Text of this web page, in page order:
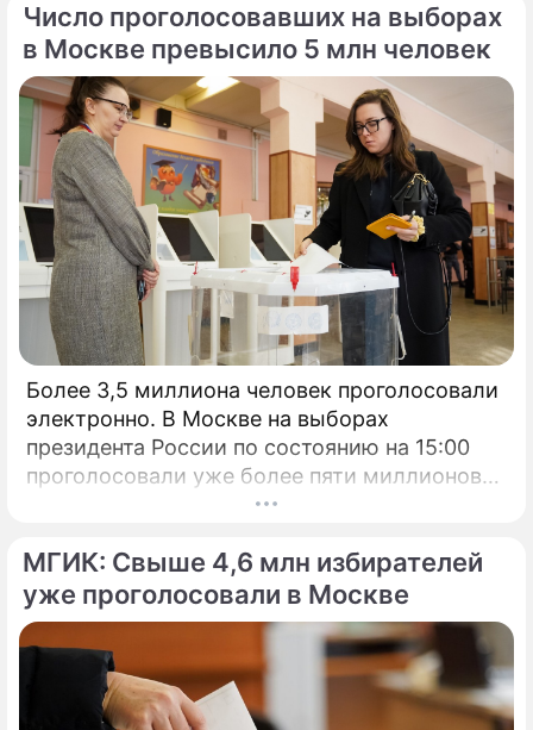
Число проголосовавших на выборах
в Москве превысило 5 млн человек
Более 3,5 миллиона человек проголосовали
электронно. В Москве на выборах
президента России по состоянию на 15:00
проголосовали уже более пяти миллионов
МГИК: Свыше 4,6 млн избирателей
уже проголосовали в Москве